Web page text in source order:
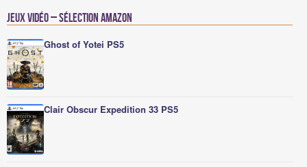
Jeux vidéo – Sélection Amazon
Ghost of Yotei PS5
Clair Obscur Expedition 33 PS5